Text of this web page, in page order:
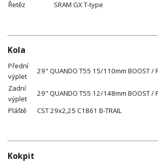
Řetěz SRAM GX T-type
Kola
Přední
výplet
29" QUANDO T55 15/110mm BOOST /
Zadní
výplet
29" QUANDO T55 12/148mm BOOST /
Pláště
CST 29x2,25 C1861 B-TRAIL
Kokpit